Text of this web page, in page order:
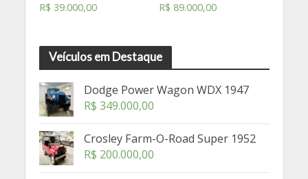
R$ 39.000,00 R$ 89.000,00
Veículos em Destaque
Dodge Power Wagon WDX 1947
R$ 349.000,00
Crosley Farm-O-Road Super 1952
R$ 200.000,00